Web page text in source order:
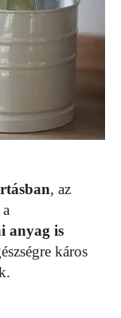
, az
anyag is
káros